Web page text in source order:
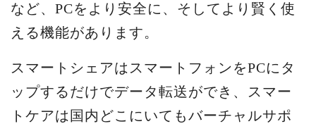
など、PCをより安全に、そしてより賢く使
える機能があります。
スマートシェアはスマートフォンをPCにタ
ップするだけでデータ転送ができ、スマー
トケアは国内どこにいてもバーチャルサポ